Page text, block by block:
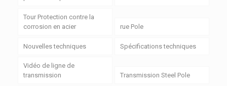
Tour Protection contre la
corrosion en acier
rue Pole
Nouvelles techniques Spécifications techniques
Vidéo de ligne de
transmission
Transmission Steel Pole